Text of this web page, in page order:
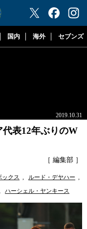
"ラグビーリパブリック"
国内 海外 セブンズ
2019.10.31
表12年ぶりのW
［ 編集部 ］
ックス , ルード・デヤハー ,
ハーシェル・ヤンキース